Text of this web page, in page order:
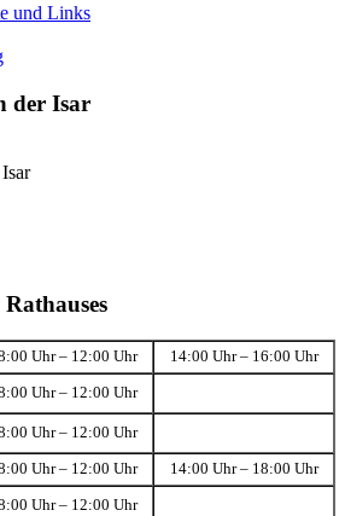
und Links
der Isar
Uhr – 12:00 Uhr 14:00 Uhr – 16:00 Uhr
Uhr – 12:00 Uhr
Uhr – 12:00 Uhr
Uhr – 12:00 Uhr 14:00 Uhr – 18:00 Uhr
Uhr – 12:00 Uhr